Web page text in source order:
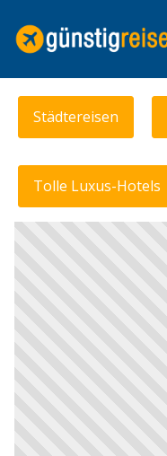
Städtereisen
Tolle Luxus-Hotels